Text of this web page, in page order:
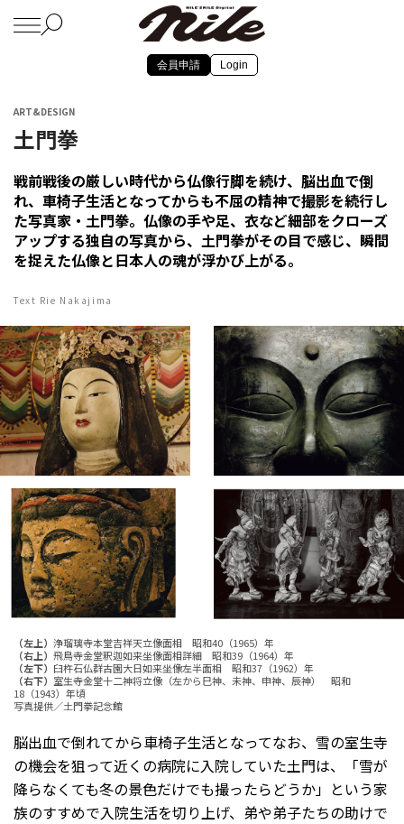
会員申請 Login
ART&DESIGN
土門拳
戦前戦後の厳しい時代から仏像行脚を続け、脳出血で倒
れ、車椅子生活となってからも不屈の精神で撮影を続行し
た写真家・土門拳。仏像の手や足、衣など細部をクローズ
アップする独自の写真から、土門拳がその目で感じ、瞬間
を捉えた仏像と日本人の魂が浮かび上がる。
Text Rie Nakajima
（左上） 浄瑠璃寺本堂吉祥天⽴像⾯相 昭和40（1965）年
（右上） ⾶⿃寺⾦堂釈迦如来坐像⾯相詳細 昭和39（1964）年
（左下） ⾅杵⽯仏群古園⼤⽇如来坐像左半⾯相 昭和37（1962）年
（右下） 室⽣寺⾦堂⼗⼆神将⽴像（左から⺒神、未神、申神、⾠神） 昭和
18（1943）年頃
写真提供／土門拳記念館
脳出血で倒れてから車椅子生活となってなお、雪の室生寺
の機会を狙って近くの病院に入院していた土門は、「雪が
降らなくても冬の景色だけでも撮ったらどうか」という家
族のすすめで入院生活を切り上げ、弟や弟子たちの助けで